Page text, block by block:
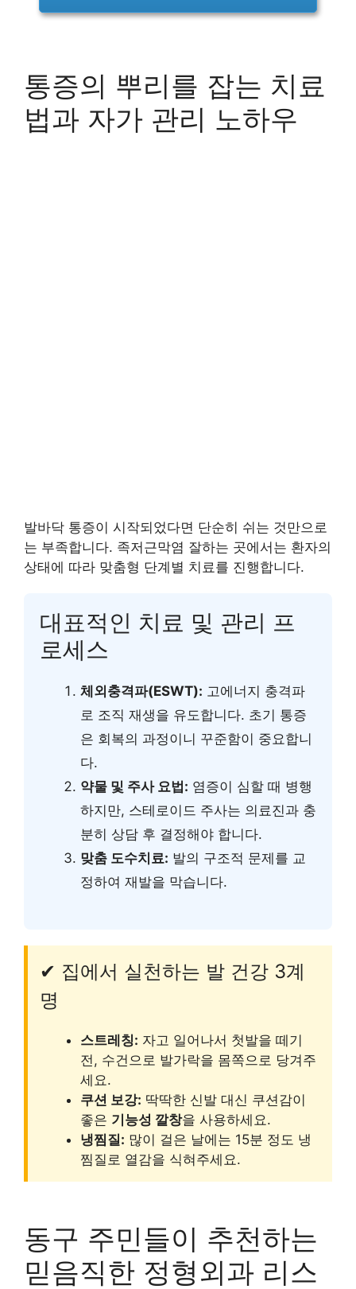
통증의 뿌리를 잡는 치료
법과 자가 관리 노하우
발바닥 통증이 시작되었다면 단순히 쉬는 것만으로
는 부족합니다. 족저근막염 잘하는 곳에서는 환자의
상태에 따라 맞춤형 단계별 치료를 진행합니다.
대표적인 치료 및 관리 프
로세스
체외충격파(ESWT): 고에너지 충격파
로 조직 재생을 유도합니다. 초기 통증
은 회복의 과정이니 꾸준함이 중요합니
다.
약물 및 주사 요법: 염증이 심할 때 병행
하지만, 스테로이드 주사는 의료진과 충
분히 상담 후 결정해야 합니다.
맞춤 도수치료: 발의 구조적 문제를 교
정하여 재발을 막습니다.
✔ 집에서 실천하는 발 건강 3계
명
스트레칭: 자고 일어나서 첫발을 떼기
전, 수건으로 발가락을 몸쪽으로 당겨주
세요.
쿠션 보강: 딱딱한 신발 대신 쿠션감이
좋은 기능성 깔창을 사용하세요.
냉찜질: 많이 걸은 날에는 15분 정도 냉
찜질로 열감을 식혀주세요.
동구 주민들이 추천하는
믿음직한 정형외과 리스